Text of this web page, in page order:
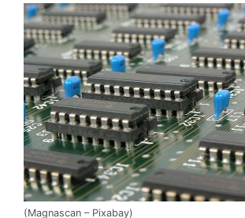
(Magnascan – Pixabay)